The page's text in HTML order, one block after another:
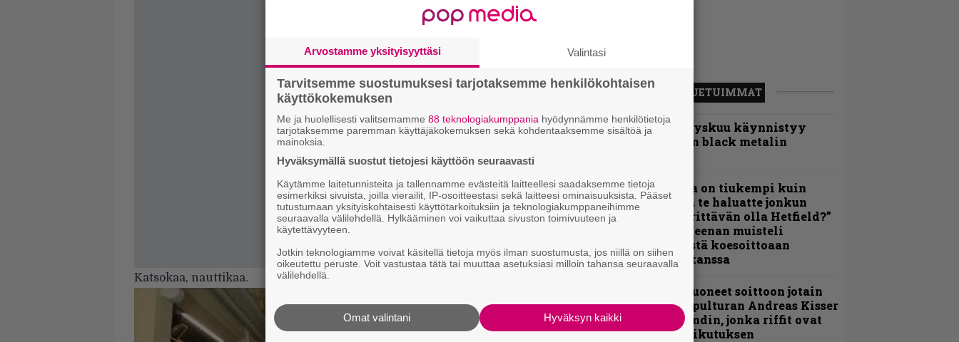
Katsokaa, nauttikaa.
LUETUIMMAT
Espoon syyskuu käynnistyy
kotimaisen black metalin
”Metallica on tiukempi kuin
koskaan ja te haluatte jonkun
nulikan yrittävän olla Hetfield?”
– Pepper Keenan muisteli
ensimmäistä koesoittoaan
hevijätin kanssa
”He ovat tuoneet soittoon jotain
uutta” – Sepulturan Andreas Kisser
nimeää bändin, jonka riffit ovat
tehneet vaikutuksen
Arvostamme yksityisyyttäsi Valintasi
Tarvitsemme suostumuksesi tarjotaksemme henkilökohtaisen
käyttökokemuksen
Me ja huolellisesti valitsemamme 88 teknologiakumppania hyödynnämme henkilötietoja
tarjotaksemme paremman käyttäjäkokemuksen sekä kohdentaaksemme sisältöä ja
mainoksia.
Hyväksymällä suostut tietojesi käyttöön seuraavasti
Käytämme laitetunnisteita ja tallennamme evästeitä laitteellesi saadaksemme tietoja
esimerkiksi sivuista, joilla vierailit, IP-osoitteestasi sekä laitteesi ominaisuuksista. Pääset
tutustumaan yksityiskohtaisesti käyttötarkoituksiin ja teknologiakumppaneihimme
seuraavalla välilehdellä. Hylkääminen voi vaikuttaa sivuston toimivuuteen ja
käytettävyyteen.
Jotkin teknologiamme voivat käsitellä tietoja myös ilman suostumusta, jos niillä on siihen
oikeutettu peruste. Voit vastustaa tätä tai muuttaa asetuksiasi milloin tahansa seuraavalla
välilehdellä.
Hyväksyn kaikki
Omat valintani